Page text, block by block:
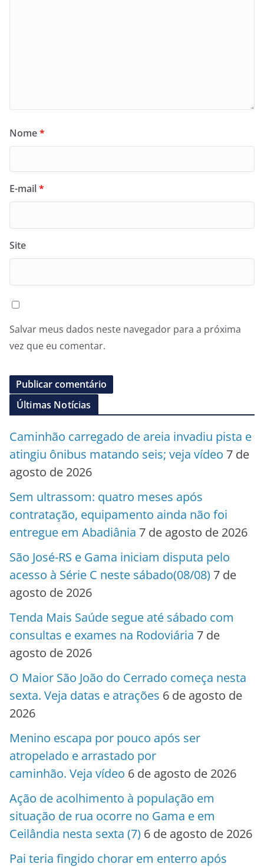
Nome*
E-mail*
Site
Salvar meus dados neste navegador para a próxima
vez que eu comentar.
Últimas Notícias
Caminhão carregado de areia invadiu pista e
atingiu ônibus matando seis; veja vídeo 7 de
agosto de 2026
Sem ultrassom: quatro meses após
contratação, equipamento ainda não foi
entregue em Abadiânia 7 de agosto de 2026
São José-RS e Gama iniciam disputa pelo
acesso à Série C neste sábado(08/08) 7 de
agosto de 2026
Tenda Mais Saúde segue até sábado com
consultas e exames na Rodoviária 7 de
agosto de 2026
O Maior São João do Cerrado começa nesta
sexta. Veja datas e atrações 6 de agosto de
2026
Menino escapa por pouco após ser
atropelado e arrastado por
caminhão. Veja vídeo 6 de agosto de 2026
Ação de acolhimento à população em
situação de rua ocorre no Gama e em
Ceilândia nesta sexta (7) 6 de agosto de 2026
Pai teria fingido chorar em enterro após